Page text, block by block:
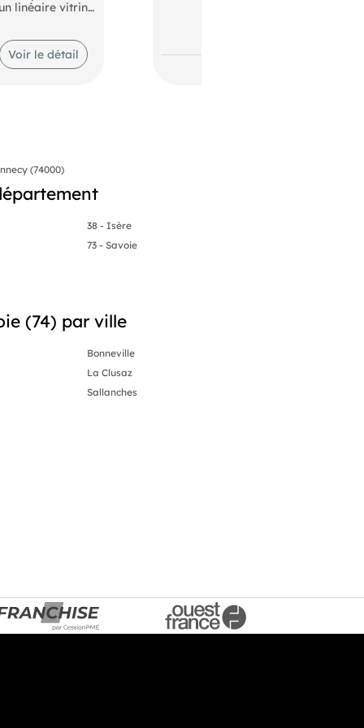
linéaire vitrine
est assuré
Voir le détail
(74000)
38 - Isère
73 - Savoie
(74) par ville
Bonneville
La Clusaz
Sallanches